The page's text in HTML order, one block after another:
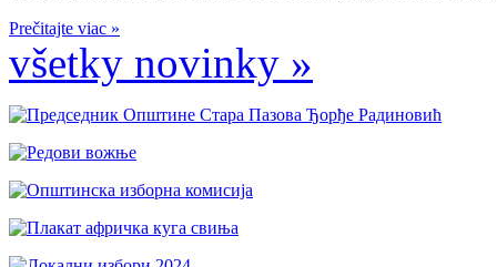
Prečitajte viac »
všetky novinky »